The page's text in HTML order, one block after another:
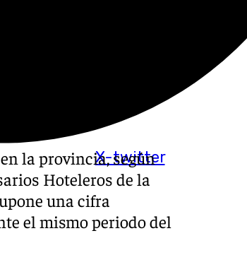
X-twitter
la provincia, según
Hoteleros de la
una cifra
el mismo periodo del